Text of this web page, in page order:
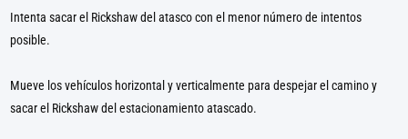
Intenta sacar el Rickshaw del atasco con el menor número de intentos
posible.
Mueve los vehículos horizontal y verticalmente para despejar el camino y
sacar el Rickshaw del estacionamiento atascado.